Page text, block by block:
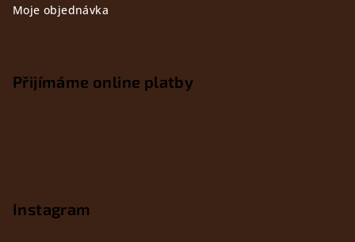
Moje objednávka
Přijímáme online platby
Instagram